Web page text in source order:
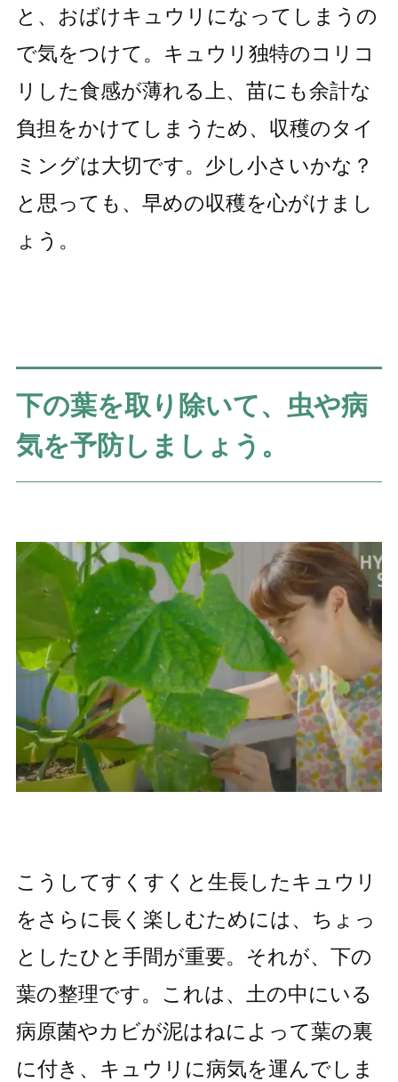
と、おばけキュウリになってしまうの
で気をつけて。キュウリ独特のコリコ
リした食感が薄れる上、苗にも余計な
負担をかけてしまうため、収穫のタイ
ミングは大切です。少し小さいかな？
と思っても、早めの収穫を心がけまし
ょう。
下の葉を取り除いて、虫や病
気を予防しましょう。
こうしてすくすくと生長したキュウリ
をさらに長く楽しむためには、ちょっ
としたひと手間が重要。それが、下の
葉の整理です。これは、土の中にいる
病原菌やカビが泥はねによって葉の裏
に付き、キュウリに病気を運んでしま